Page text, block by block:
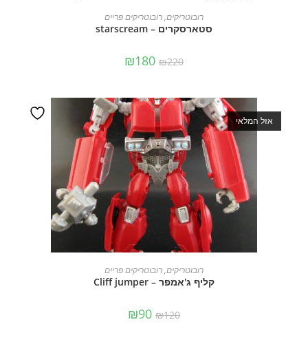
הוספה לסלרובוטריקים,רובוטריקים פריים
סטארסקרים – starscream
₪220
₪180
אזל המלאי
מידע נוסףרובוטריקים,רובוטריקים פריים
קליף ג'אמפר – Cliff jumper
₪120
₪90